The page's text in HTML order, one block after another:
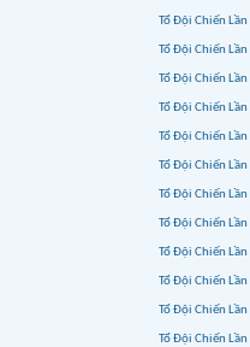
Tổ Đội Chiến Lần
Tổ Đội Chiến Lần
Tổ Đội Chiến Lần
Tổ Đội Chiến Lần
Tổ Đội Chiến Lần
Tổ Đội Chiến Lần
Tổ Đội Chiến Lần
Tổ Đội Chiến Lần
Tổ Đội Chiến Lần
Tổ Đội Chiến Lần
Tổ Đội Chiến Lần
Tổ Đội Chiến Lần